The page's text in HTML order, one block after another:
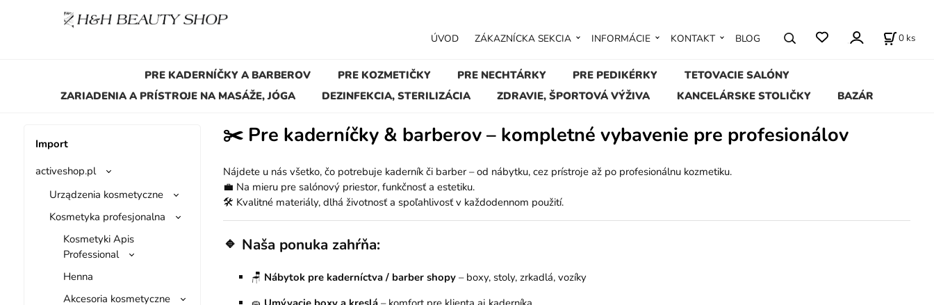
PRE KADERNÍČKY A BARBEROV PRE KOZMETIČKY PRE NECHTÁRKY PRE PEDIKÉRKY
TETOVACIE SALÓNY
ZARIADENIA A PRÍSTROJE NA MASÁŽE, JÓGA
DEZINFEKCIA, STERILIZÁCIA ZDRAVIE, ŠPORTOVÁ VÝŽIVA KANCELÁRSKE STOLIČKY BAZÁR
ÚVOD ZÁKAZNÍCKA SEKCIA INFORMÁCIE KONTAKT BLOG 0 ks
Import
activeshop.pl
Urządzenia kosmetyczne
Kosmetyka profesjonalna
Kosmetyki Apis
Professional
Henna
Akcesoria kosmetyczne
✂️ Pre kaderníčky & barberov – kompletné vybavenie pre profesionálov
Nájdete u nás všetko, čo potrebuje kaderník či barber – od nábytku, cez prístroje až po profesionálnu kozmetiku.
💼 Na mieru pre salónový priestor, funkčnosť a estetiku.
🛠️ Kvalitné materiály, dlhá životnosť a spoľahlivosť v každodennom použití.
🔹 Naša ponuka zahŕňa:
🪑 Nábytok pre kaderníctva / barber shopy– boxy, stoly, zrkadlá, vozíky